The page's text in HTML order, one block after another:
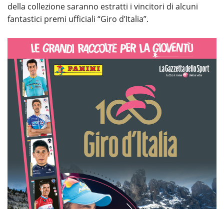
della collezione saranno estratti i vincitori di alcuni
fantastici premi ufficiali “Giro d’Italia”.